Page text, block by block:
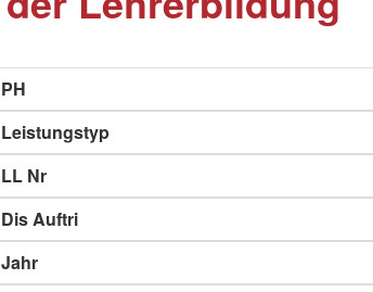
PH
Leistungstyp
LL Nr
Dis Auftri
Jahr